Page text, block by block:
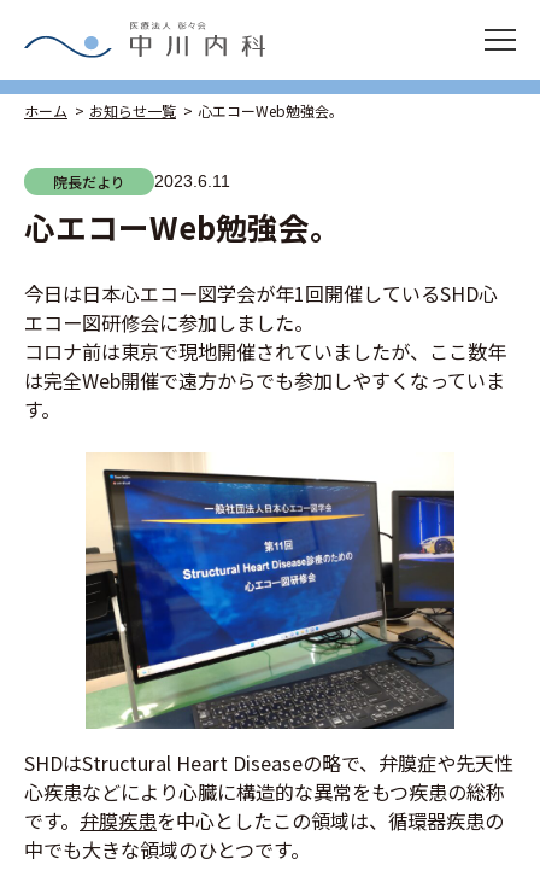
ホーム お知らせ一覧 心エコーWeb勉強会。
院長だより 2023.6.11
心エコーWeb勉強会。
今日は日本心エコー図学会が年1回開催しているSHD心
エコー図研修会に参加しました。
コロナ前は東京で現地開催されていましたが、ここ数年
は完全Web開催で遠方からでも参加しやすくなっていま
す。
SHDはStructural Heart Diseaseの略で、弁膜症や先天性
心疾患などにより心臓に構造的な異常をもつ疾患の総称
です。 弁膜疾患を中心としたこの領域は、循環器疾患の
中でも大きな領域のひとつです。